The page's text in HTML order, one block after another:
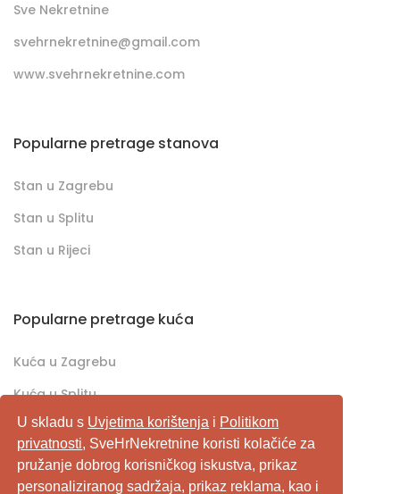
U skladu s Uvjetima korištenja i Politikom
privatnosti, SveHrNekretnine koristi kolačiće za
pružanje dobrog korisničkog iskustva, prikaz
personaliziranog sadržaja, prikaz reklama, kao i
Sve Nekretnine
svehrnekretnine@gmail.com
www.svehrnekretnine.com
Popularne pretrage stanova
Stan u Zagrebu
Stan u Splitu
Stan u Rijeci
Popularne pretrage kuća
Kuća u Zagrebu
Kuća u Splitu
Kuća u Rijeci
SveHrNekretnine.com predstavlja sveobuhvatan